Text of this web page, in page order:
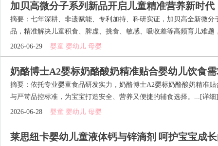
加贝高微分子系列新品开启儿童精准营养新时代
摘要：七年深耕、非遗赋能、专利加持、科研实证，加贝高全新微
品，精准解决儿童积食、脾虚、挑食、敏感、吸收差等高频育儿难题
2026-06-29 婴童 婴幼儿 母婴
奶酪博士A2婴标奶酪酸奶精准贴合婴幼儿饮食
摘要：依托专业婴童食品研发实力，奶酪博士A2婴标奶酪酸奶精准
与严苛品控标准，为宝宝打造安全、营养又便捷的辅食选择。... [详细]
2026-06-28 婴童 婴幼儿 母婴
莱思纽卡婴幼儿童液体钙与锌滴剂 呵护宝宝成